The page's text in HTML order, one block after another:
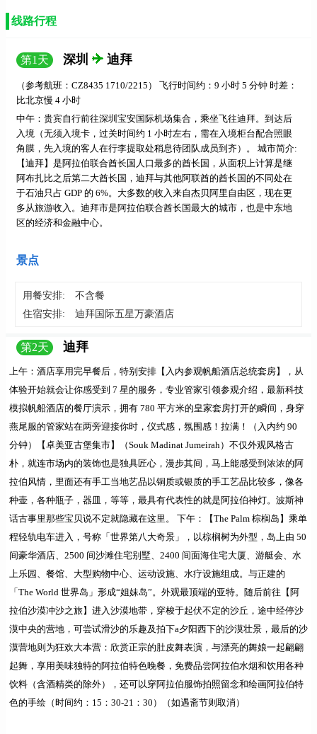
线路行程
第1 天 深圳 迪拜
（参考航班：CZ8435 1710/2215） 飞行时间约：9 小时 5 分钟 时差：
比北京慢 4 小时
中午：贵宾自行前往深圳宝安国际机场集合， 乘坐飞往迪拜。到达后
入境（无须入境卡，过关时间约 1 小时左右，需在入境柜台配合照眼
角膜，先入境的客人在行李提取处稍息待团队成员到齐）。 城市简介:
【迪拜】 是阿拉伯联合酋长国人口最多的酋长国，从面积上计算是继
阿布扎比之后第二大酋长国，迪拜与其他阿联酋的酋长国的不同处在
于石油只占 GDP 的 6%。大多数的收入来自杰贝阿里自由区，现在更
多从旅游收入。迪拜市是阿拉伯联合酋长国最大的城市，也是中东地
区的经济和金融中心。
景点
用餐安排:
不含餐
住宿安排:
迪拜国际五星万豪酒店
第2天 迪拜
上午： 酒店享用完早餐后，特别安排【 入内参观帆船酒店总统套房】，从
体验开始就会让你感受到 7 星的服务，专业管家引领参观介绍，最新科技
模拟帆船酒店的餐厅演示，拥有 780 平方米的皇家套房打开的瞬间，身穿
燕尾服的管家站在两旁迎接你时，仪式感，氛围感！拉满！（入内约 90
分钟）【卓美亚古堡集市】（Souk Madinat Jumeirah）不仅外观风格古
朴，就连市场内的装饰也是独具匠心，漫步其间，马上能感受到浓浓的阿
拉伯风情，里面还有手工当地艺品以铜质或银质的手工艺品比较多，像各
种壶，各种瓶子，器皿，等等，最具有代表性的就是阿拉伯神灯。波斯神
话古事里那些宝贝说不定就隐藏在这里。 下午：【The Palm 棕榈岛】 乘单
程轻轨电车进入，号称「世界第八大奇景」，以棕榈树为外型，岛上由 50
间豪华酒店、2500 间沙滩住宅别墅、2400 间面海住宅大厦、游艇会、水
上乐园、餐馆、大型购物中心、运动设施、水疗设施组成。与正建的
「The World 世界岛」形成“姐妹岛” 。外观最顶端的亚特。随后前往【阿
拉伯沙漠冲沙之旅】 进入沙漠地带，穿梭于起伏不定的沙丘，途中经停沙
漠中央的营地，可尝试滑沙的乐趣及拍下a夕阳西下的沙漠壮景，最后的沙
漠营地则为狂欢大本营：欣赏正宗的肚皮舞表演，与漂亮的舞娘一起翩翩
起舞，享用美味独特的阿拉伯特色晚餐，免费品尝阿拉伯水烟和饮用各种
饮料（含酒精类的除外），还可以穿阿拉伯服饰拍照留念和绘画阿拉伯特
色的手绘（时间约：15：30-21：30）（如遇斋节则取消）